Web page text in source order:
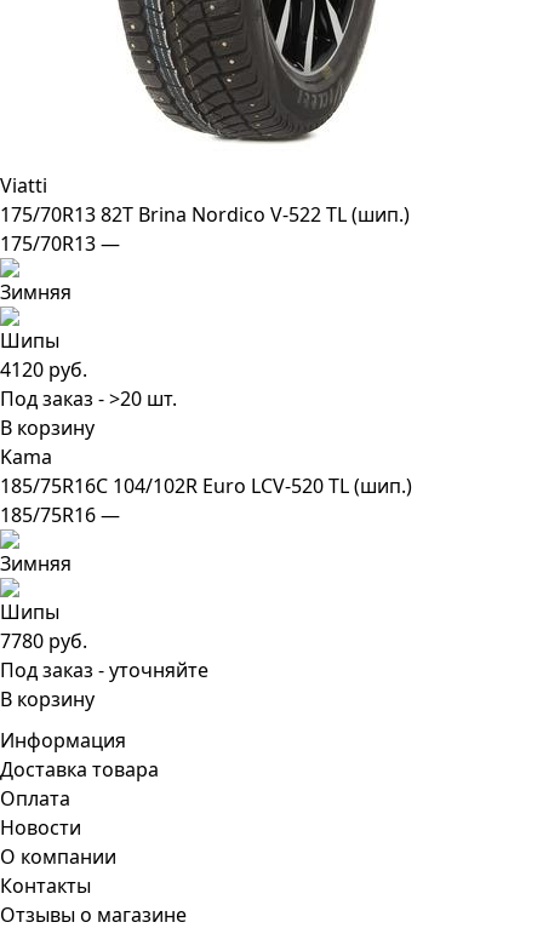
Viatti
175/70R13 82T Brina Nordico V-522 TL (шип.)
175/70R13 —
4120 руб.
Под заказ - >20 шт.
В корзину
Kama
185/75R16C 104/102R Euro LCV-520 TL (шип.)
185/75R16 —
7780 руб.
Под заказ - уточняйте
В корзину
Информация
Доставка товара
Оплата
Новости
О компании
Контакты
Отзывы о магазине